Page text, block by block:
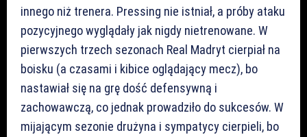
innego niż trenera. Pressing nie istniał, a próby ataku
pozycyjnego wyglądały jak nigdy nietrenowane. W
pierwszych trzech sezonach Real Madryt cierpiał na
boisku (a czasami i kibice oglądający mecz), bo
nastawiał się na grę dość defensywną i
zachowawczą, co jednak prowadziło do sukcesów. W
mijającym sezonie drużyna i sympatycy cierpieli, bo